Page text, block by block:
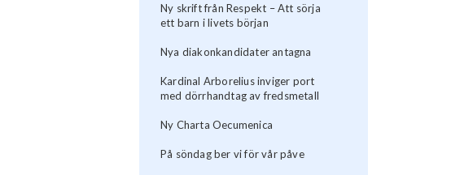
Ny skrift från Respekt – Att sörja
ett barn i livets början
Nya diakonkandidater antagna
Kardinal Arborelius inviger port
med dörrhandtag av fredsmetall
Ny Charta Oecumenica
På söndag ber vi för vår påve